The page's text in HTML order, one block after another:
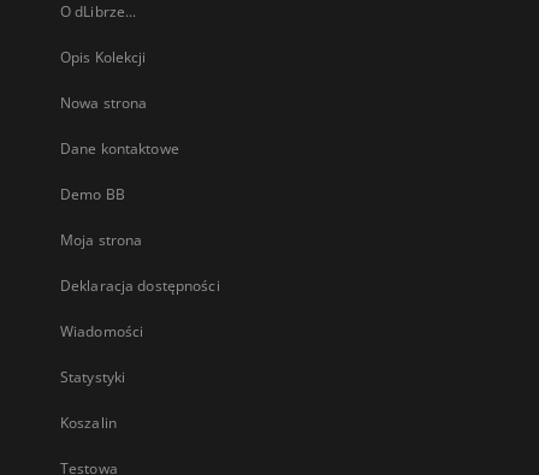
O dLibrze...
Opis Kolekcji
Nowa strona
Dane kontaktowe
Demo BB
Moja strona
Deklaracja dostępności
Wiadomości
Statystyki
Koszalin
Testowa